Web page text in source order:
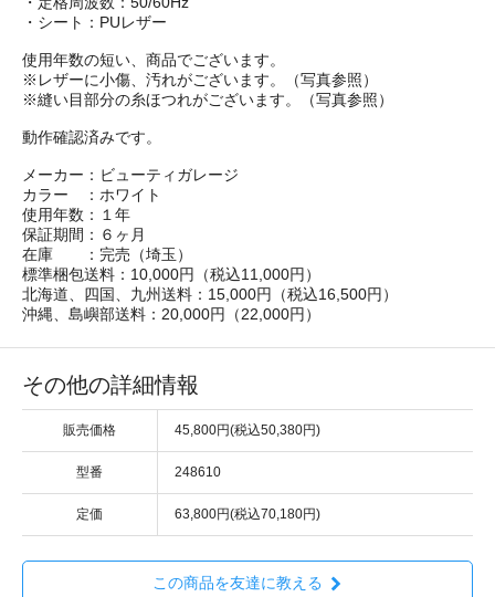
・シート：PUレザー
使用年数の短い、商品でございます。
※レザーに小傷、汚れがございます。（写真参照）
※縫い目部分の糸ほつれがございます。（写真参照）
動作確認済みです。
メーカー：ビューティガレージ
カラー ：ホワイト
使用年数：１年
保証期間：６ヶ月
在庫 ：完売（埼玉）
標準梱包送料：10,000円（税込11,000円）
北海道、四国、九州送料：15,000円（税込16,500円）
沖縄、島嶼部送料：20,000円（22,000円）
その他の詳細情報
販売価格 45,800円(税込50,380円)
型番 248610
定価 63,800円(税込70,180円)
この商品を友達に教える